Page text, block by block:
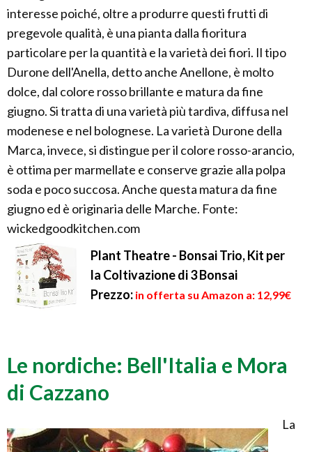
interesse poiché, oltre a produrre questi frutti di
pregevole qualità, è una pianta dalla fioritura
particolare per la quantità e la varietà dei fiori. Il tipo
Durone dell'Anella, detto anche Anellone, è molto
dolce, dal colore rosso brillante e matura da fine
giugno. Si tratta di una varietà più tardiva, diffusa nel
modenese e nel bolognese. La varietà Durone della
Marca, invece, si distingue per il colore rosso-arancio,
è ottima per marmellate e conserve grazie alla polpa
soda e poco succosa. Anche questa matura da fine
giugno ed è originaria delle Marche. Fonte:
wickedgoodkitchen.com
Plant Theatre - Bonsai Trio, Kit per
la Coltivazione di 3 Bonsai
Prezzo: in offerta su Amazon a: 12,99€
Le nordiche: Bell'Italia e Mora
di Cazzano
La